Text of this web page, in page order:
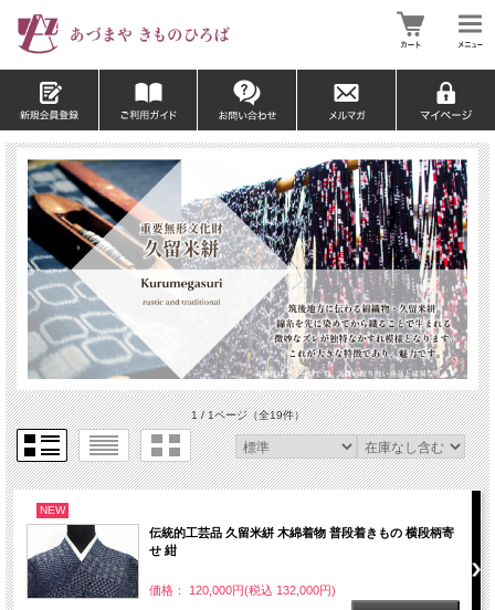
1 / 1ページ（全19件）
NEW
伝統的工芸品 久留米絣 木綿着物 普段着きもの 横段柄寄
せ 紺
価格： 120,000円(税込 132,000円)